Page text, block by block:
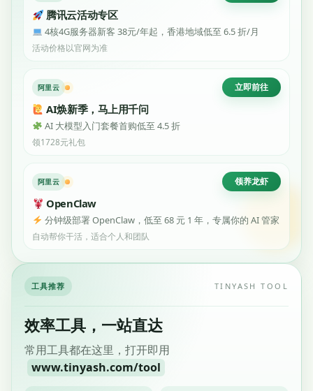
腾讯云活动专区
4核4G服务器新客 38元/年起，香港地域低至 6.5 折/月
活动价格以官网为准
阿里云 立即前往
AI焕新季，马上用千问
AI 大模型入门套餐首购低至 4.5 折
领1728元礼包
阿里云 领养龙虾
OpenClaw
分钟级部署 OpenClaw，低至 68 元 1 年，专属你的 AI 管家
自动帮你干活，适合个人和团队
工具推荐 TINYASH TOOL
效率工具，一站直达
常用工具都在这里，打开即用
www.tinyash.com/tool